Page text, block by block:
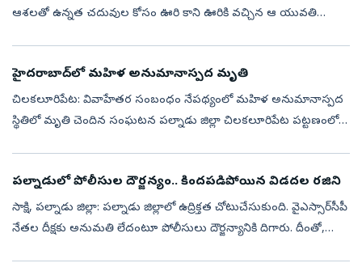
ఆశ‌ల‌తో ఉన్న‌త చ‌దువుల కోసం ఊరి కాని ఊరికి వ‌చ్చిన ఆ యువ‌తి
హైదరాబాద్‌లో మహిళ అనుమానాస్పద మృతి
చిలకలూరిపేట: వివాహేతర సంబంధం నేపథ్యంలో మహిళ అనుమానాస్పద
స్థితిలో మృతి చెందిన సంఘటన పల్నాడు జిల్లా చిలకలూరిపేట పట్టణంలో
పల్నాడులో పోలీసుల దౌర్జన్యం.. కిందపడిపోయిన విడదల రజిని
సాక్షి, పల్నాడు జిల్లా: పల్నాడు జిల్లాలో ఉద్రిక్తత చోటుచేసుకుంది. వైఎస్సార్‌సీపీ
నేతల దీక్షకు అనుమతి లేదంటూ పోలీసులు దౌర్జన్యానికి దిగారు. దీంతో,